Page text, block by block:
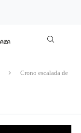
Crono escalada de